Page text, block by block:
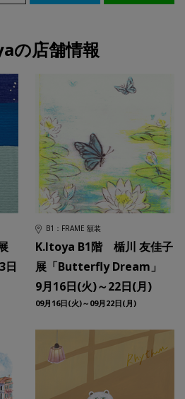
の店舗情報
日
B1：FRAME 額装
K.Itoya B1階 楯川 友佳子
展「Butterfly Dream」
9月16日(火)～22日(月)
09月16日(火)～09月22日(月)